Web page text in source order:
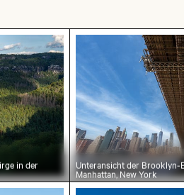
in der
in der
Unteransicht der
Unteransicht der Brooklyn-
Manhattan, New York
Ozean unter klarem
Mangrovenbaum